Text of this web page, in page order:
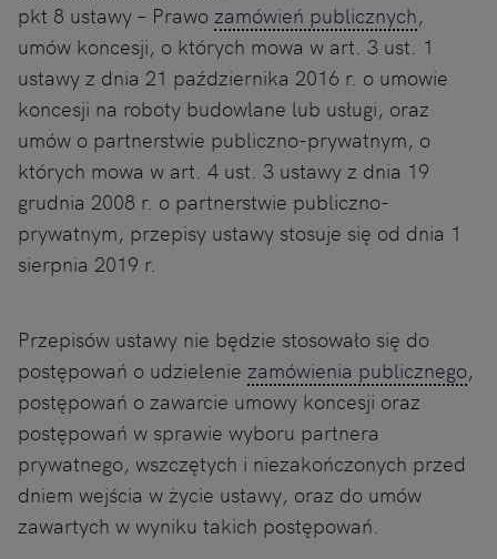
pkt 8 ustawy – Prawo zamówień publicznych,
umów koncesji, o których mowa w art. 3 ust. 1
ustawy z dnia 21 października 2016 r. o umowie
koncesji na roboty budowlane lub usługi, oraz
umów o partnerstwie publiczno-prywatnym, o
których mowa w art. 4 ust. 3 ustawy z dnia 19
grudnia 2008 r. o partnerstwie publiczno-
prywatnym, przepisy ustawy stosuje się od dnia 1
sierpnia 2019 r.
Przepisów ustawy nie będzie stosowało się do
postępowań o udzielenie zamówienia publicznego,
postępowań o zawarcie umowy koncesji oraz
postępowań w sprawie wyboru partnera
prywatnego, wszczętych i niezakończonych przed
dniem wejścia w życie ustawy, oraz do umów
zawartych w wyniku takich postępowań.